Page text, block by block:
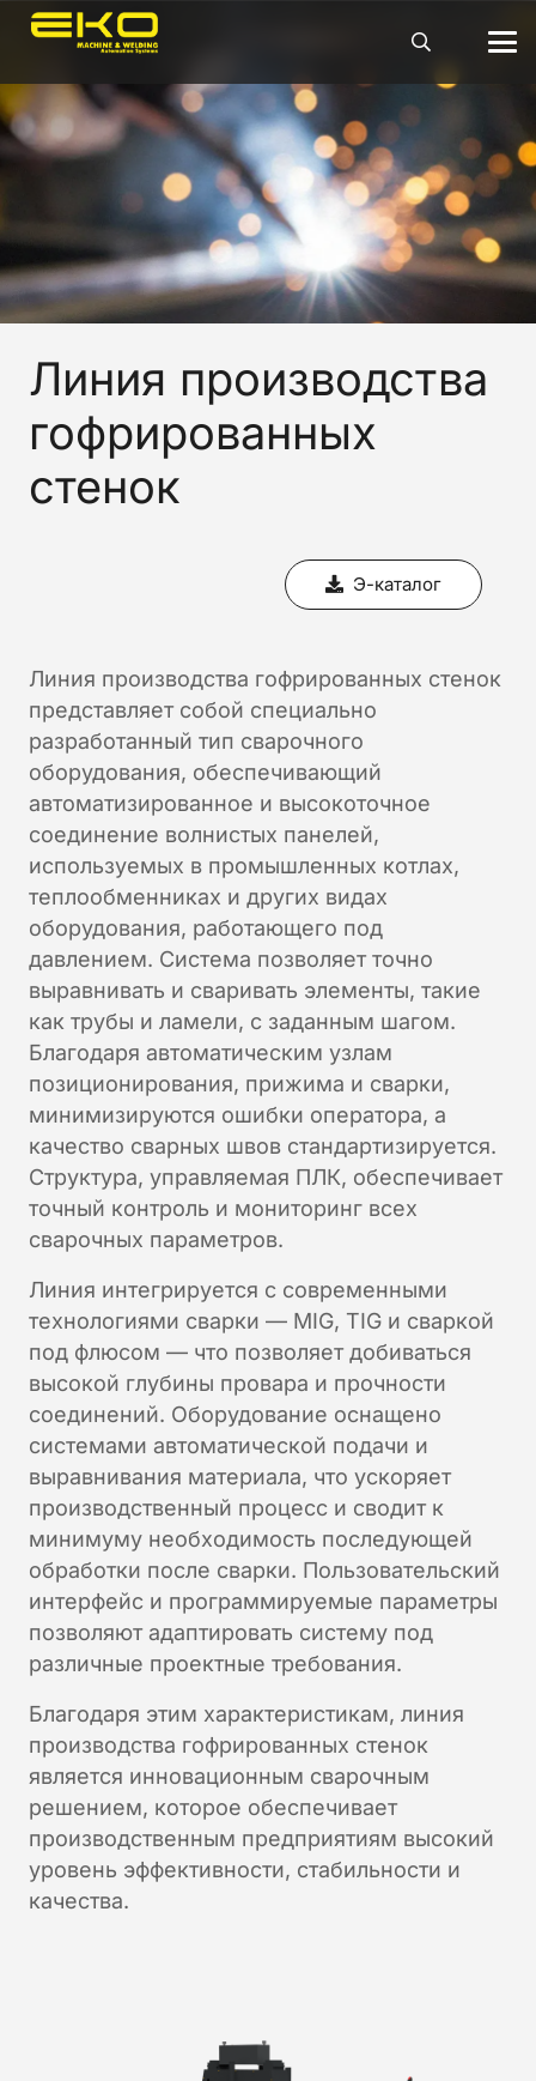
Линия производства
гофрированных
стенок
Э-каталог
Линия производства гофрированных стенок
представляет собой специально
разработанный тип сварочного
оборудования, обеспечивающий
автоматизированное и высокоточное
соединение волнистых панелей,
используемых в промышленных котлах,
теплообменниках и других видах
оборудования, работающего под
давлением. Система позволяет точно
выравнивать и сваривать элементы, такие
как трубы и ламели, с заданным шагом.
Благодаря автоматическим узлам
позиционирования, прижима и сварки,
минимизируются ошибки оператора, а
качество сварных швов стандартизируется.
Структура, управляемая ПЛК, обеспечивает
точный контроль и мониторинг всех
сварочных параметров.
Линия интегрируется с современными
технологиями сварки — MIG, TIG и сваркой
под флюсом — что позволяет добиваться
высокой глубины провара и прочности
соединений. Оборудование оснащено
системами автоматической подачи и
выравнивания материала, что ускоряет
производственный процесс и сводит к
минимуму необходимость последующей
обработки после сварки. Пользовательский
интерфейс и программируемые параметры
позволяют адаптировать систему под
различные проектные требования.
Благодаря этим характеристикам, линия
производства гофрированных стенок
является инновационным сварочным
решением, которое обеспечивает
производственным предприятиям высокий
уровень эффективности, стабильности и
качества.